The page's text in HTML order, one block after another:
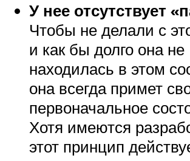
У нее отсутствует
Чтобы не делали с
и как бы долго она не
находилась в этом
она всегда примет
первоначальное
Хотя имеются
этот принцип